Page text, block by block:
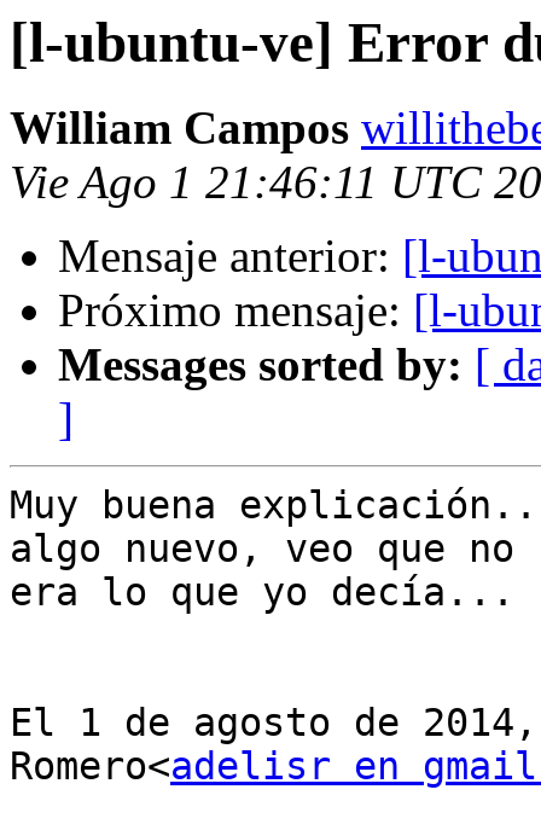
[l-ubuntu-ve] Error
William Campos
Vie Ago 1 21:46:11 UTC
Mensaje anterior: [l-
Próximo mensaje: [l-
Messages sorted by: [
]
Muy buena
algo nuevo, veo que no
era lo que yo decía...
El 1 de agosto de
Romero<adelisr en